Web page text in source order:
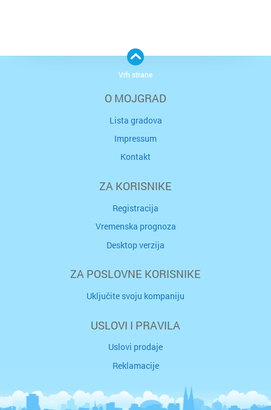
O MOJGRAD
Lista gradova
Impressum
Kontakt
ZA KORISNIKE
Registracija
Vremenska prognoza
Desktop verzija
ZA POSLOVNE KORISNIKE
Uključite svoju kompaniju
USLOVI I PRAVILA
Uslovi prodaje
Reklamacije
Vrh strane